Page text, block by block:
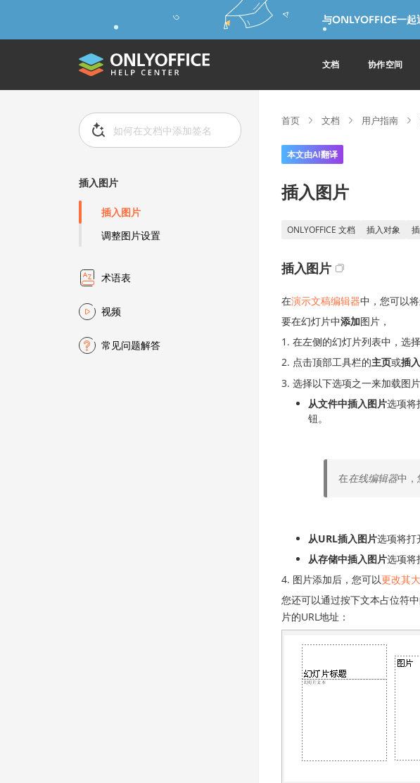
与ONLYOFFICE一起
文档 协作空间
插入图片
插入图片
调整图片设置
术语表
视频
常见问题解答
首页 文档 用户指南
本文由AI翻译
插入图片
ONLYOFFICE 文档 插入对象
插入图片
在演示文稿编辑器中，您可以
要在幻灯片中添加图片，
在左侧的幻灯片列表中，选
点击顶部工具栏的主页或插入
选择以下选项之一来加载图片
从文件中插入图片选项将
钮。
在在线编辑器中，
从URL插入图片选项将打
从存储中插入图片选项将
图片添加后，您可以更改其
您还可以通过按下文本占位符
片的URL地址：